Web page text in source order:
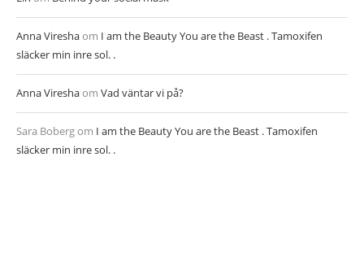
Anna Vireshaom I am the Beauty You are the Beast . Tamoxifen
släcker min inre sol. .
Anna Vireshaom Vad väntar vi på?
Sara Bobergom I am the Beauty You are the Beast . Tamoxifen
släcker min inre sol. .